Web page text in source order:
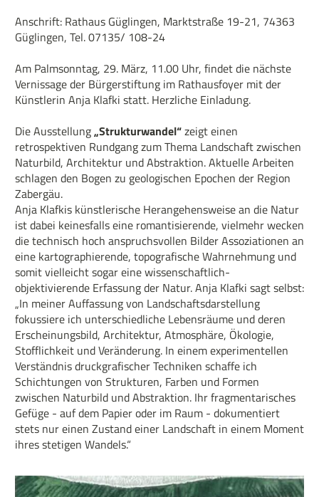
Anschrift: Rathaus Güglingen, Marktstraße 19-21, 74363
Güglingen, Tel. 07135/ 108-24
Am Palmsonntag, 29. März, 11.00 Uhr, findet die nächste
Vernissage der Bürgerstiftung im Rathausfoyer mit der
Künstlerin Anja Klafki statt. Herzliche Einladung.
Die Ausstellung„Strukturwandel“zeigt einen
retrospektiven Rundgang zum Thema Landschaft zwischen
Naturbild, Architektur und Abstraktion. Aktuelle Arbeiten
schlagen den Bogen zu geologischen Epochen der Region
Zabergäu.
Anja Klafkis künstlerische Herangehensweise an die Natur
ist dabei keinesfalls eine romantisierende, vielmehr wecken
die technisch hoch anspruchsvollen Bilder Assoziationen an
eine kartographierende, topografische Wahrnehmung und
somit vielleicht sogar eine wissenschaftlich-
objektivierende Erfassung der Natur. Anja Klafki sagt selbst:
„In meiner Auffassung von Landschaftsdarstellung
fokussiere ich unterschiedliche Lebensräume und deren
Erscheinungsbild, Architektur, Atmosphäre, Ökologie,
Stofflichkeit und Veränderung. In einem experimentellen
Verständnis druckgrafischer Techniken schaffe ich
Schichtungen von Strukturen, Farben und Formen
zwischen Naturbild und Abstraktion. Ihr fragmentarisches
Gefüge - auf dem Papier oder im Raum - dokumentiert
stets nur einen Zustand einer Landschaft in einem Moment
ihres stetigen Wandels.“